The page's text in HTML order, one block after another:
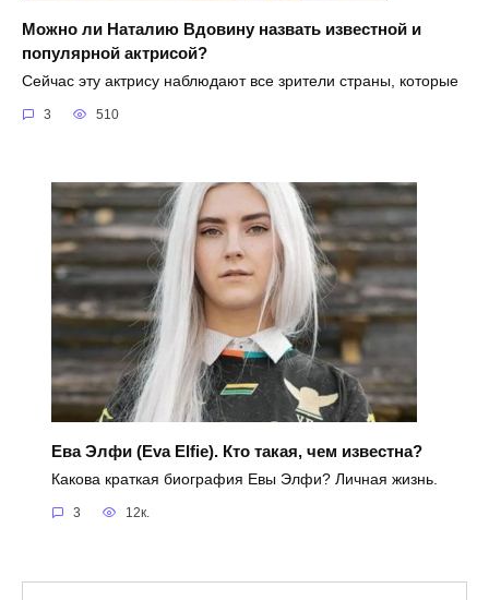
Можно ли Наталию Вдовину назвать известной и
популярной актрисой?
Сейчас эту актрису наблюдают все зрители страны, которые
3 510
Ева Элфи (Eva Elfie). Кто такая, чем известна?
Какова краткая биография Евы Элфи? Личная жизнь.
3 12к.